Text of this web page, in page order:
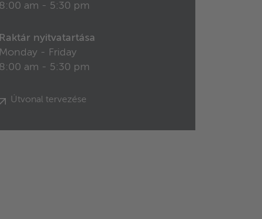
am - 5:30 pm
nyitvatartása
- Friday
am - 5:30 pm
Útvonal tervezése